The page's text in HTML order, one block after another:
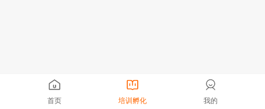
首页 培训孵化 我的